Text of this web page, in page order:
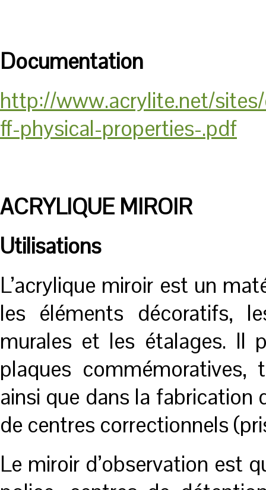
Documentation
http://www.acrylite.net/
ff-physical-properties-.pdf
ACRYLIQUE MIROIR
Utilisations
L’acrylique miroir est un
les éléments décoratifs,
murales et les étalages. Il
plaques commémoratives,
ainsi que dans la fabrication
de centres correctionnels
Le miroir d’observation est